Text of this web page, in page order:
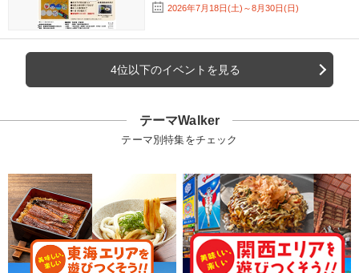
2026年7月18日(土)～8月30日(日)
4位以下のイベントを見る
テーマWalker
テーマ別特集をチェック